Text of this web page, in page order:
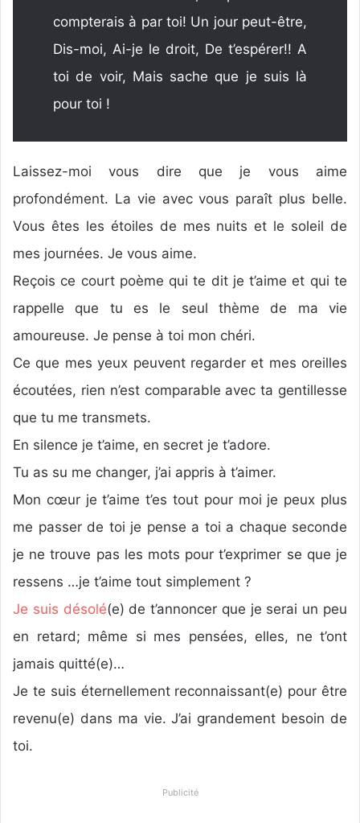
compterais à par toi! Un jour peut-être,
Dis-moi, Ai-je le droit, De t’espérer!! A
toi de voir, Mais sache que je suis là
pour toi !
Laissez-moi vous dire que je vous aime
profondément. La vie avec vous paraît plus belle.
Vous êtes les étoiles de mes nuits et le soleil de
mes journées. Je vous aime.
Reçois ce court poème qui te dit je t’aime et qui te
rappelle que tu es le seul thème de ma vie
amoureuse. Je pense à toi mon chéri.
Ce que mes yeux peuvent regarder et mes oreilles
écoutées, rien n’est comparable avec ta gentillesse
que tu me transmets.
En silence je t’aime, en secret je t’adore.
Tu as su me changer, j’ai appris à t’aimer.
Mon cœur je t’aime t’es tout pour moi je peux plus
me passer de toi je pense a toi a chaque seconde
je ne trouve pas les mots pour t’exprimer se que je
ressens …je t’aime tout simplement ?
Je suis désolé(e) de t’annoncer que je serai un peu
en retard; même si mes pensées, elles, ne t’ont
jamais quitté(e)…
Je te suis éternellement reconnaissant(e) pour être
revenu(e) dans ma vie. J’ai grandement besoin de
toi.
Publicité